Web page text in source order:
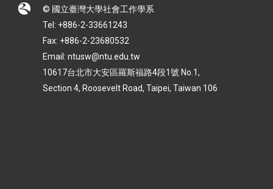
© 國立臺灣大學社會工作學系
Tel: +886-2-33661243
Fax: +886-2-23680532
Email: ntusw@ntu.edu.tw
10617台北市大安區羅斯福路4段1號 No.1,
Section 4, Roosevelt Road, Taipei, Taiwan 106